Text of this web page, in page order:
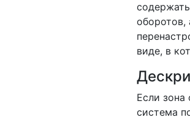
оборотов,
виде, в
Если зона
система